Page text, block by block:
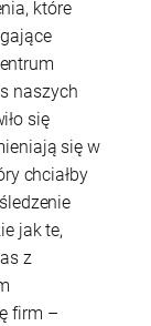
które
naszych
się
się w
chciałby
jak te,
z
firm –